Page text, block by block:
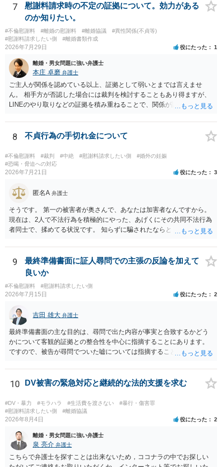
よいと思います。 ただ．慰謝料額については，婚姻破綻に至っていな
いとして，この点を考慮されることになるかもしれません。 ②夫との
今後のことを考えて書いてもらうか否かを検討するのがよいと思いま
す。今ある証拠以上のことを証明（証明力を強めることも含む）でき
るのであれば，前向きに検討を進めるという考え方でもよいでしょ
値と夫との関係との均衡のように思います。 ③行政書士に委任をして
いるのであれば，どのような内容の委任なのか不明ですが，その行政
書士との協議になると思います。請求するか，訴訟にするか，その点
の見極めや，相手方は性交類似行為は認めているのか，それさえも否
定しているのかによって，考え方・進め方は変わってくると思いま
あれば，本人（行政書士でも同じだと思います。）への対応ではあま
り変わらないように思います。減額で折り合えるなら本人様の交渉で
もよいように思いますが，ゼロかどうかの観点であれば，訴訟に進む
しかなくなるようにも思います。そうしますと，お近くの弁護士に相
談して進めることを検討した方がよいようにも思います。
7
慰謝料請求時の不定の証拠について。効力がある
のか知りたい。
#不倫慰謝料 #離婚の慰謝料 #離婚協議
#異性関係(不貞等)
#慰謝料請求したい側
#離婚書類作成
2026年7月29日 役にたった 1
離婚・男女問題に強い弁護士
本庄 卓磨 弁護士
ご主人が関係を認めている以上、証拠として弱いとまでは言えませ
ん。 相手方が否認した場合には裁判を検討することもあり得ますが、
LINEのやり取りなどの証拠を積み重ねることで、関係が認定される余
個別の事情によりますので、お早めに弁護士に相談されることをおす
すめします。
8 不貞行為の手切れ金について
#不倫慰謝料 #裁判 #中絶 #慰謝料請求したい側
#婚外の妊娠
#恐喝・脅迫への対応
2026年7月21日 役にたった 3
匿名A 弁護士
そうです。 第一の被害者が奥さんで、あなたは加害者なんですから。
現在は、2人で不法行為を積極的にやった、あげくにその共同不法行為
者同士で、揉めてる状況です。 知らずに騙されたならともか
というだけですから。
9
最終準備書面に証人尋問での主張の反論を加えて
良いか
#不倫慰謝料 #慰謝料請求したい側
2026年7月15日 役にたった 2
吉田 雄大 弁護士
最終準備書面の主な目的は、尋問で出た内容が事実と合致するかどう
かについて客観的証拠との整合性を中心に指摘することにあります。
ですので、被告が尋問でついた嘘については指摘することが大切で
事実でないとの指摘をすることも必要です。 これらの点について最終
準備書面で的確な指摘ができれば裁判所の理解も深まると思います
えるかどうかは、裁判官の個性に依る点が大きいので、何ともいえま
せん。
10 DV被害の緊急対応と継続的な法的支援を求む
#DV・暴力 #モラハラ #生活費を渡さない
#暴行・傷害罪
#慰謝料請求したい側
#離婚協議
2026年8月4日 役にたった 2
離婚・男女問題に強い弁護士
泉 亮介 弁護士
こちらで弁護士を探すことは出来ないため，ココナラの中でお探しい